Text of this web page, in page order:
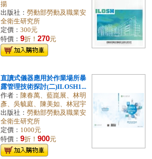
揚
出版社： 勞動部勞動及職業安
全衛生研究所
定價： 300元
特價： 9折！ 270元
直讀式儀器應用於作業場所暴
露管理技術探討(二)ILOSH1...
作者： 陳春萬、藍崑展、林明
彥、吳毓庭、陳美如、林冠宇
出版社： 勞動部勞動及職業安
全衛生研究所
定價： 1000元
特價： 9折！ 900元